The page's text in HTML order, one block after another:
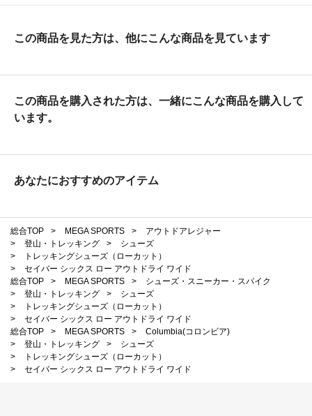
この商品を見た方は、他にこんな商品を見ています
この商品を購入された方は、一緒にこんな商品を購入して
います。
あなたにおすすめのアイテム
総合TOP > MEGA SPORTS >
アウトドアレジャー
>
登山・トレッキング >
シューズ
>
トレッキングシューズ（ローカット）
>
セイバー シックス ロー アウトドライ ワイド
総合TOP
> MEGA SPORTS >
シューズ・スニーカー・スパイク
>
登山・トレッキング >
シューズ
>
トレッキングシューズ（ローカット）
>
セイバー シックス ロー アウトドライ ワイド
総合TOP
> MEGA SPORTS >
Columbia(コロンビア)
>
登山・トレッキング >
シューズ
>
トレッキングシューズ（ローカット）
>
セイバー シックス ロー アウトドライ ワイド